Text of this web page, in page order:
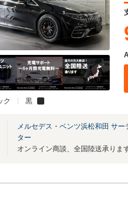
ク 黒
メルセデス・ベンツ浜松和田 サ
ター
オンライン商談、全国陸送承りま